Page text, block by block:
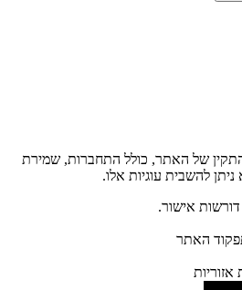
התקין של האתר, כולל התחברות, שמירת
להשבית עוגיות אלו.
דורשות אישור.
האתר